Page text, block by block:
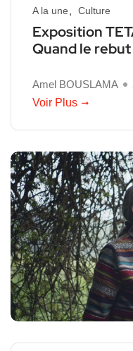
A la une Culture
Exposition
Quand le
Amel BOUSLAMA
Voir Plus